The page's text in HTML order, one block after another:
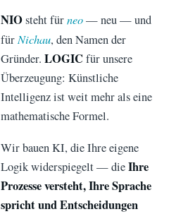
NIOsteht fürneo— neu — und
fürNichau, den Namen der
Gründer.LOGICfür unsere
Überzeugung: Künstliche
Intelligenz ist weit mehr als eine
mathematische Formel.
Wir bauen KI, die Ihre eigene
Logik widerspiegelt — dieIhre
Prozesse versteht, Ihre Sprache
spricht und Entscheidungen